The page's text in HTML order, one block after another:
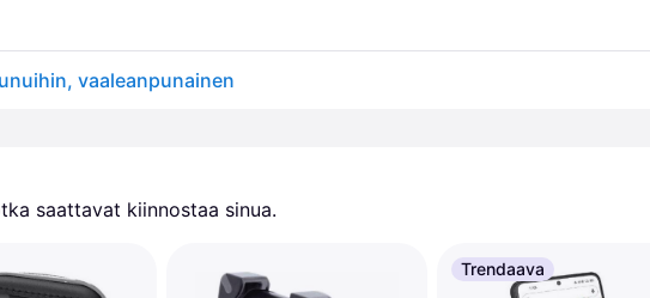
vaaleanpunainen
saattavat kiinnostaa sinua.
Trendaava